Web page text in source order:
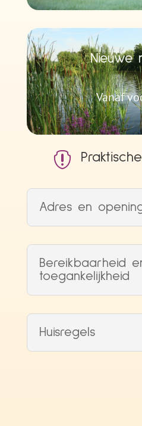
Nieuwe
Vanaf

Adres en
Bereikbaarheid
toegankelijkheid
Huisregels